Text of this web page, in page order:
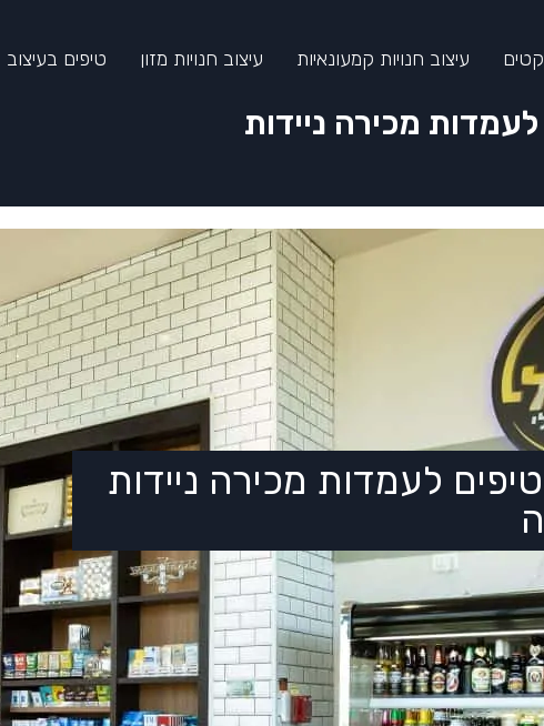
עיצוב חנויות קמעונאיות עיצוב חנויות מזון טיפים בעיצוב
מכירה ניידות
לעמדות מכירה ניידות